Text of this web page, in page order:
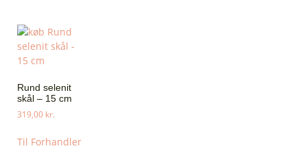
Rund selenit
skål – 15 cm
319,00 kr.
Til Forhandler